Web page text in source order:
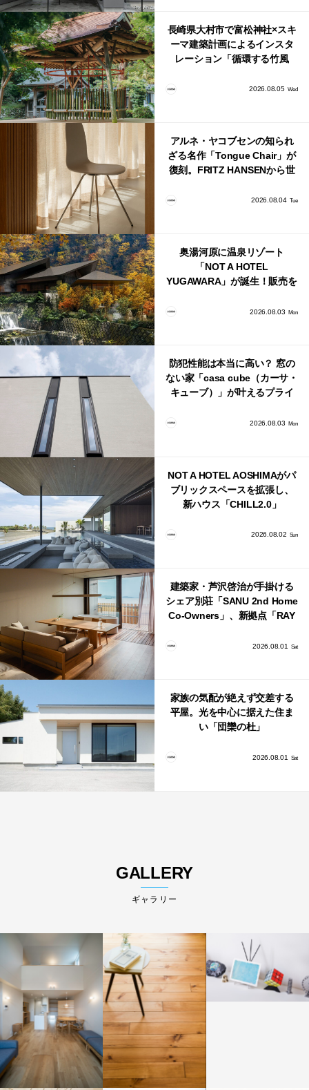
長崎県大村市で富松神社×スキ
ーマ建築計画によるインスタ
レーション「循環する竹風
2026.08.05 Wed
アルネ・ヤコブセンの知られ
ざる名作「Tongue Chair」が
復刻。FRITZ HANSENから世
2026.08.04 Tue
奥湯河原に温泉リゾート
「NOT A HOTEL
YUGAWARA」が誕生！販売を
2026.08.03 Mon
防犯性能は本当に高い？ 窓の
ない家「casa cube（カーサ・
キューブ）」が叶えるプライ
2026.08.03 Mon
NOT A HOTEL AOSHIMAがパ
ブリックスペースを拡張し、
新ハウス「CHILL2.0」
2026.08.02 Sun
建築家・芦沢啓治が手掛ける
シェア別荘「SANU 2nd Home
Co-Owners」、新拠点「RAY
2026.08.01 Sat
家族の気配が絶えず交差する
平屋。光を中心に据えた住ま
い「団欒の杜」
2026.08.01 Sat
GALLERY
ギャラリー